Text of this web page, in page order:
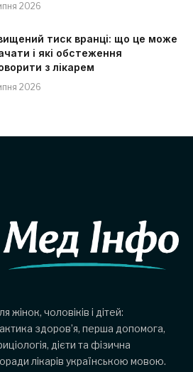
2026
тиск вранці: що це може
і які обстеження
з лікарем
2026
чоловіків і дітей:
здоров’я, перша допомога,
дієти та фізична
лікарів українською мовою.